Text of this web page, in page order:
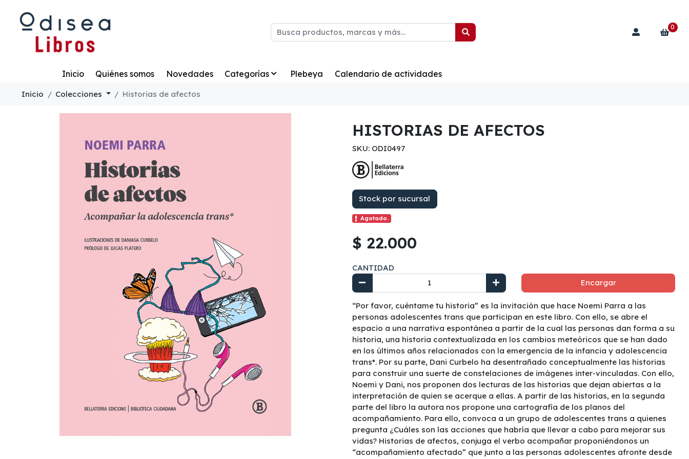
0
Inicio Quiénes somos Novedades Categorías Plebeya Calendario de actividades
Inicio Colecciones Historias de afectos
HISTORIAS DE AFECTOS
SKU: ODI0497
Stock por sucursal
Agotado.
$ 22.000
CANTIDAD
Encargar
“Por favor, cuéntame tu historia” es la invitación que hace Noemi Parra a las
personas adolescentes trans que participan en este libro. Con ello, se abre el
espacio a una narrativa espontánea a partir de la cual las personas dan forma a su
historia, una historia contextualizada en los cambios meteóricos que se han dado
en los últimos años relacionados con la emergencia de la infancia y adolescencia
trans*. Por su parte, Dani Curbelo ha desentrañado conceptualmente las historias
para construir una suerte de constelaciones de imágenes inter-vinculadas. Con ello,
Noemi y Dani, nos proponen dos lecturas de las historias que dejan abiertas a la
interpretación de quien se acerque a ellas. A partir de las historias, en la segunda
parte del libro la autora nos propone una cartografía de los planos del
acompañamiento. Para ello, convoca a un grupo de adolescentes trans a quienes
pregunta ¿Cuáles son las acciones que habría que llevar a cabo para mejorar sus
vidas? Historias de afectos, conjuga el verbo acompañar proponiéndonos un
“acompañamiento afectado” que junto a las personas adolescentes afronte desde